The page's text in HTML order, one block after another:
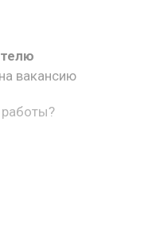
вакансию
работы?